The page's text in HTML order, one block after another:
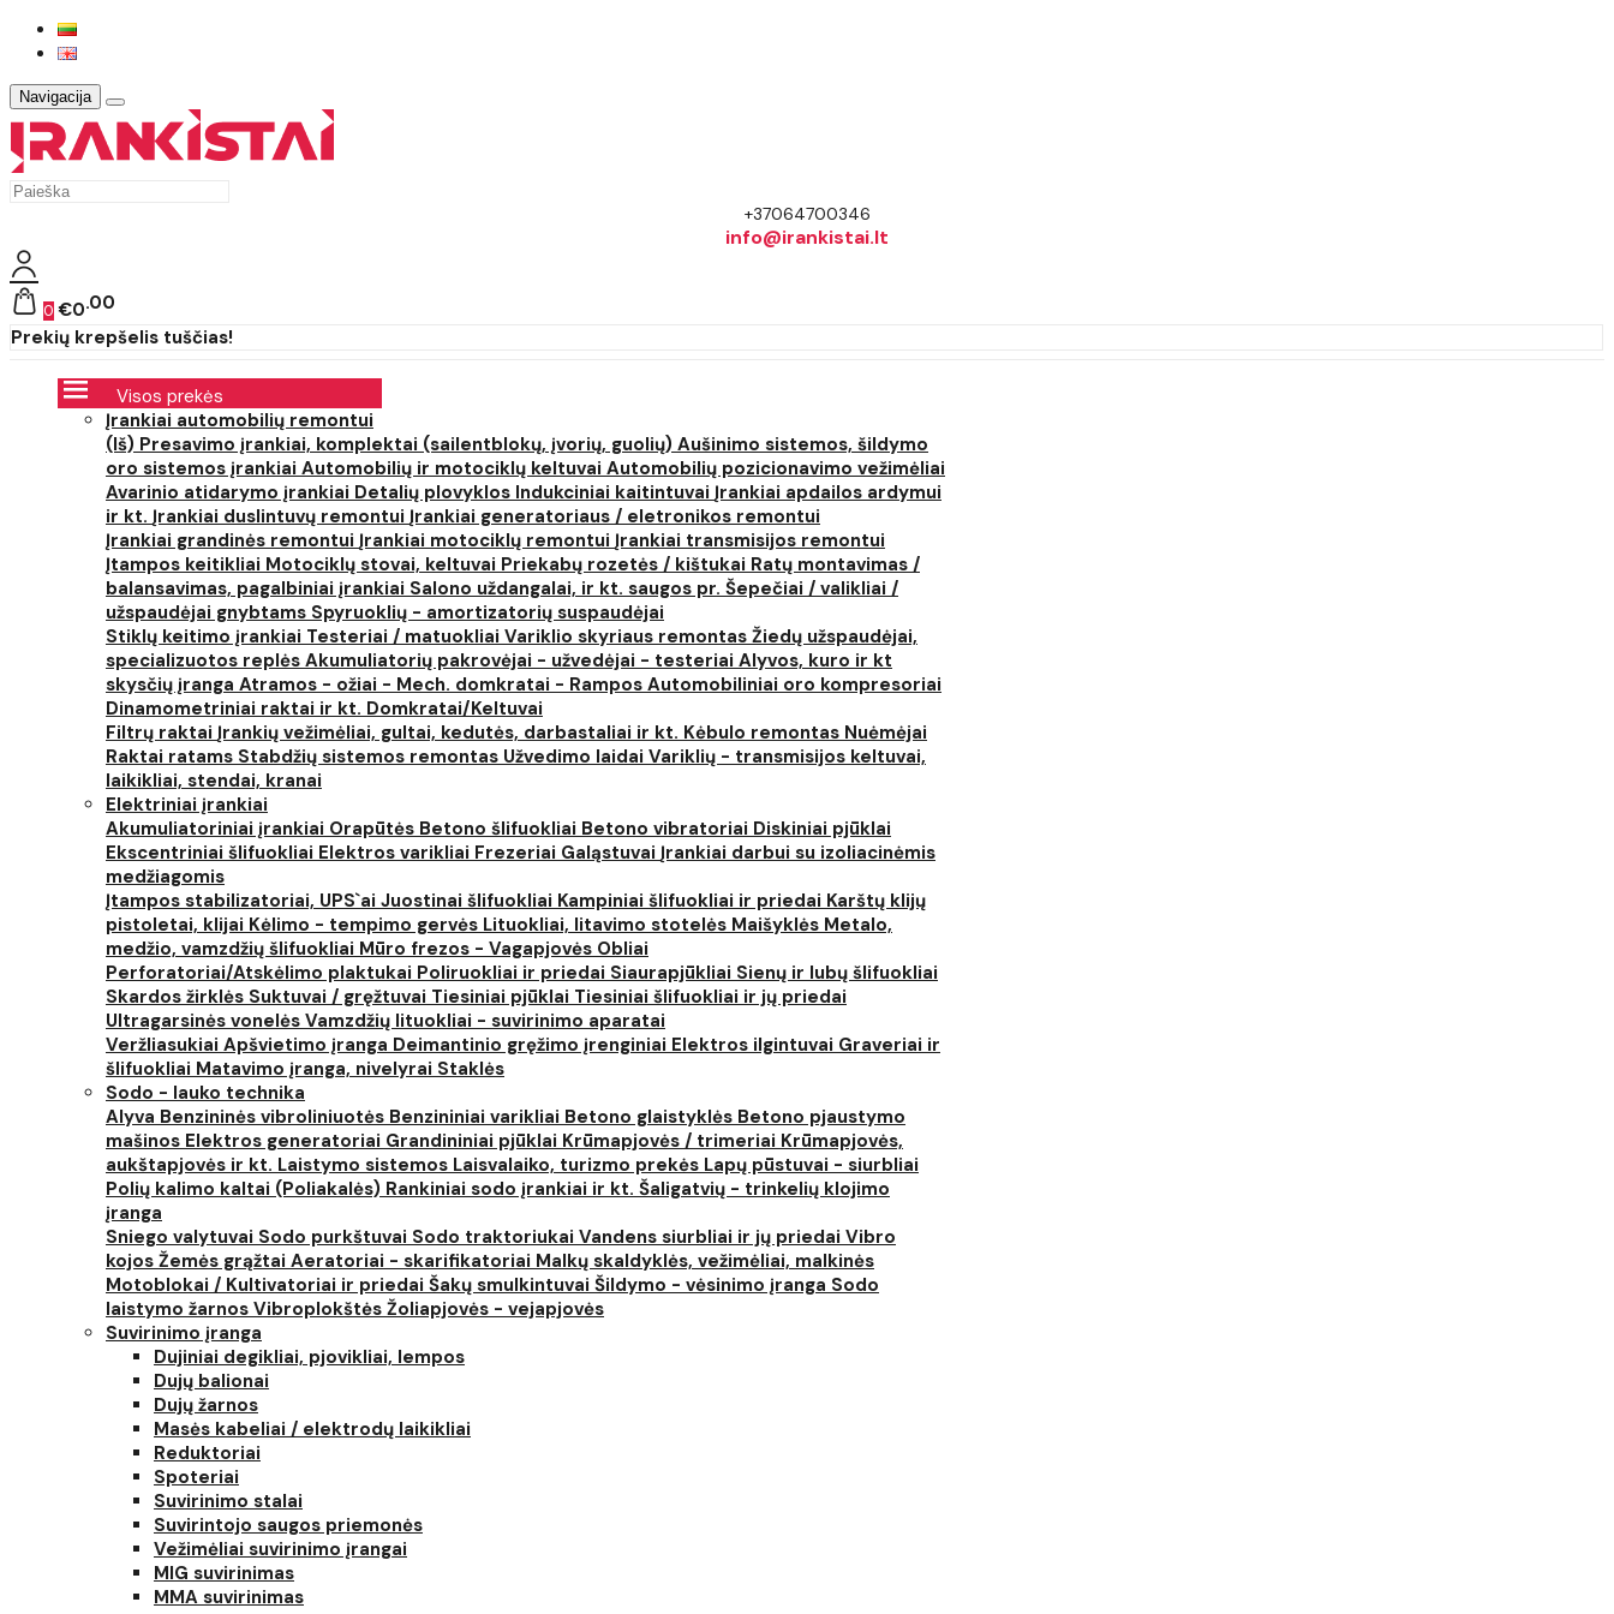
Navigacija
+37064700346
info@irankistai.lt
0 €0 00
Prekių krepšelis tuščias!
Visos prekės
Įrankiai automobilių remontui
(Iš) Presavimo įrankiai, komplektai (sailentblokų, įvorių, guolių) Aušinimo sistemos, šildymo
oro sistemos įrankiai Automobilių ir motociklų keltuvai Automobilių pozicionavimo vežimėliai
Avarinio atidarymo įrankiai Detalių plovyklos Indukciniai kaitintuvai Įrankiai apdailos ardymui
ir kt. Įrankiai duslintuvų remontui Įrankiai generatoriaus / eletronikos remontui
Įrankiai grandinės remontui Įrankiai motociklų remontui Įrankiai transmisijos remontui
Įtampos keitikliai Motociklų stovai, keltuvai Priekabų rozetės / kištukai Ratų montavimas /
balansavimas, pagalbiniai įrankiai Salono uždangalai, ir kt. saugos pr. Šepečiai / valikliai /
užspaudėjai gnybtams Spyruoklių - amortizatorių suspaudėjai
Stiklų keitimo įrankiai Testeriai / matuokliai Variklio skyriaus remontas Žiedų užspaudėjai,
specializuotos replės Akumuliatorių pakrovėjai - užvedėjai - testeriai Alyvos, kuro ir kt
skysčių įranga Atramos - ožiai - Mech. domkratai - Rampos Automobiliniai oro kompresoriai
Dinamometriniai raktai ir kt. Domkratai/Keltuvai
Filtrų raktai Įrankių vežimėliai, gultai, kedutės, darbastaliai ir kt. Kėbulo remontas Nuėmėjai
Raktai ratams Stabdžių sistemos remontas Užvedimo laidai Variklių - transmisijos keltuvai,
laikikliai, stendai, kranai
Elektriniai įrankiai
Akumuliatoriniai įrankiai Orapūtės Betono šlifuokliai Betono vibratoriai Diskiniai pjūklai
Ekscentriniai šlifuokliai Elektros varikliai Frezeriai Galąstuvai Įrankiai darbui su izoliacinėmis
medžiagomis
Įtampos stabilizatoriai, UPS`ai Juostinai šlifuokliai Kampiniai šlifuokliai ir priedai Karštų klijų
pistoletai, klijai Kėlimo - tempimo gervės Lituokliai, litavimo stotelės Maišyklės Metalo,
medžio, vamzdžių šlifuokliai Mūro frezos - Vagapjovės Obliai
Perforatoriai/Atskėlimo plaktukai Poliruokliai ir priedai Siaurapjūkliai Sienų ir lubų šlifuokliai
Skardos žirklės Suktuvai / gręžtuvai Tiesiniai pjūklai Tiesiniai šlifuokliai ir jų priedai
Ultragarsinės vonelės Vamzdžių lituokliai - suvirinimo aparatai
Veržliasukiai Apšvietimo įranga Deimantinio gręžimo įrenginiai Elektros ilgintuvai Graveriai ir
šlifuokliai Matavimo įranga, nivelyrai Staklės
Sodo - lauko technika
Alyva Benzininės vibroliniuotės Benzininiai varikliai Betono glaistyklės Betono pjaustymo
mašinos Elektros generatoriai Grandininiai pjūklai Krūmapjovės / trimeriai Krūmapjovės,
aukštapjovės ir kt. Laistymo sistemos Laisvalaiko, turizmo prekės Lapų pūstuvai - siurbliai
Polių kalimo kaltai (Poliakalės) Rankiniai sodo įrankiai ir kt. Šaligatvių - trinkelių klojimo
įranga
Sniego valytuvai Sodo purkštuvai Sodo traktoriukai Vandens siurbliai ir jų priedai Vibro
kojos Žemės grąžtai Aeratoriai - skarifikatoriai Malkų skaldyklės, vežimėliai, malkinės
Motoblokai / Kultivatoriai ir priedai Šakų smulkintuvai Šildymo - vėsinimo įranga Sodo
laistymo žarnos Vibroplokštės Žoliapjovės - vejapjovės
Suvirinimo įranga
Dujiniai degikliai, pjovikliai, lempos
Dujų balionai
Dujų žarnos
Masės kabeliai / elektrodų laikikliai
Reduktoriai
Spoteriai
Suvirinimo stalai
Suvirintojo saugos priemonės
Vežimėliai suvirinimo įrangai
MIG suvirinimas
MMA suvirinimas